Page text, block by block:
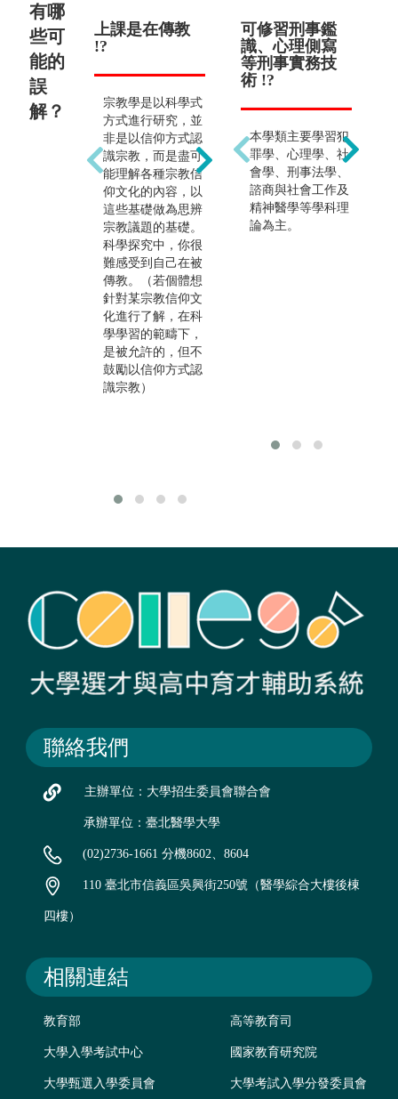
有哪
些可
能的
誤
解？
上課是在傳教
!?
宗教學是以科學式
方式進行研究，並
非是以信仰方式認
識宗教，而是盡可
能理解各種宗教信
仰文化的內容，以
這些基礎做為思辨
宗教議題的基礎。
科學探究中，你很
難感受到自己在被
傳教。（若個體想
針對某宗教信仰文
化進行了解，在科
學學習的範疇下，
是被允許的，但不
鼓勵以信仰方式認
識宗教）
畢業即出家或
當神職人員 !?
院、佛學院呢，雖
然宗教學類與此兩
學院有相對緊密的
接觸，但宗教學類
仍是以培養宗教研
究與思辨人才為
光、生命事業與禮
可修習刑事鑑
識、心理側寫
等刑事實務技
術 !?
本學類主要學習犯
罪學、心理學、社
會學、刑事法學、
諮商與社會工作及
精神醫學等學科理
論為主。
聯絡我們
主辦單位：大學招生委員會聯合會
承辦單位：臺北醫學大學
(02)2736-1661 分機8602、8604
110 臺北市信義區吳興街250號（醫學綜合大樓後棟
四樓）
相關連結
教育部 高等教育司
大學入學考試中心 國家教育研究院
大學甄選入學委員會 大學考試入學分發委員會